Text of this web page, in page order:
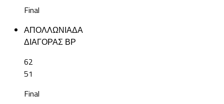
Final
ΑΠΟΛΛΩΝΙΑΔΑ
ΔΙΑΓΟΡΑΣ ΒΡ
62
51
Final